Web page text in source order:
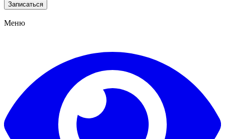
Записаться
Меню